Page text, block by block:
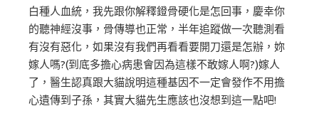
白種人血統，我先跟你解釋鐙骨硬化是怎回事，慶幸你
的聽神經沒事，骨傳導也正常，半年追蹤做一次聽測看
有沒有惡化，如果沒有我們再看看要開刀還是怎辦，妳
嫁人嗎?(到底多擔心病患會因為這樣不敢嫁人啊?)嫁人
了，醫生認真跟大貓說明這種基因不一定會發作不用擔
心遺傳到子孫，其實大貓先生應該也沒想到這一點吧!